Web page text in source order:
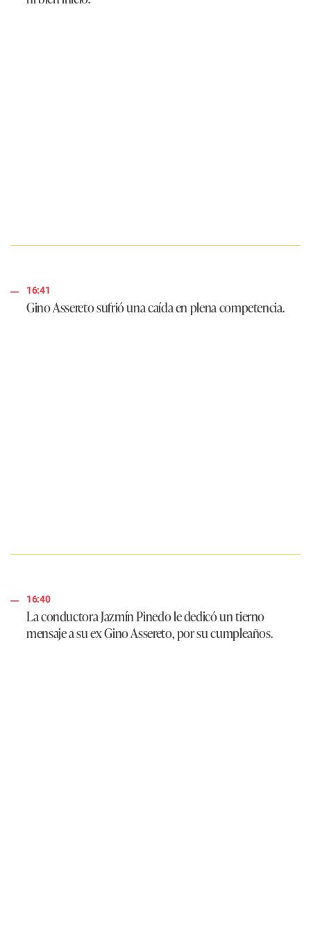
16:41
Gino Assereto sufrió una caída en plena competencia.
16:40
La conductora Jazmín Pinedo le dedicó un tierno
mensaje a su ex Gino Assereto, por su cumpleaños.